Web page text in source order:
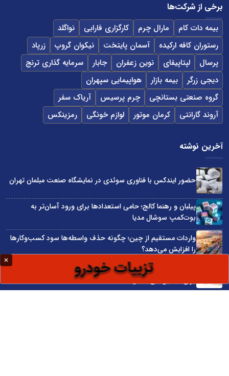
برخی از شرکت‌ها
بیمه دات کام مارال چرم کارگزاری فارابی
نواگلد
رستوران کافه ارکیده
آسمان پایتخت نیکوان گروپ
زرپاد
پرسال
لپتاپیفای نوین زعفران جابار
سرمایه گذاری ترنج
دیجی زرگر
بیمه بازار
هواپیمایی سپهران
گروه صنعتی بستانچی
چرم پرسیس
آریاک سفر
آروند گارانتی
کرمان موتور لوازم خونگی رمزینکس
آخرین نوشته
حضور ایندکس با فناوری سوئدی در نمایشگاه صنعت مبلمان تهران
پیلبان و رهنما کالج؛ حامی استعدادها برای ورود آسان‌تر به
بوت‌کمپ سوشال مدیا
واردات مستقیم از چین؛ چگونه حذف واسطه‌ها سود کسب‌وکارها
را افزایش می‌دهد؟
ترند ترین دستبندهای طلا برای تابستان؛ انتخابی ظریف و متفاوت
برای استایل‌های خاص